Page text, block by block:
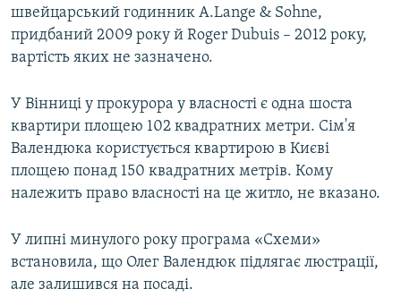
Усі сайти RFE/RL
швейцарський годинник A.Lange & Sohne,
придбаний 2009 року й Roger Dubuis – 2012 року,
вартість яких не зазначено.
У Вінниці у прокурора у власності є одна шоста
квартири площею 102 квадратних метри. Сім'я
Валендюка користується квартирою в Києві
площею понад 150 квадратних метрів. Кому
належить право власності на це житло, не вказано.
У липні минулого року програма «Схеми»
встановила, що Олег Валендюк підлягає люстрації,
але залишився на посаді.